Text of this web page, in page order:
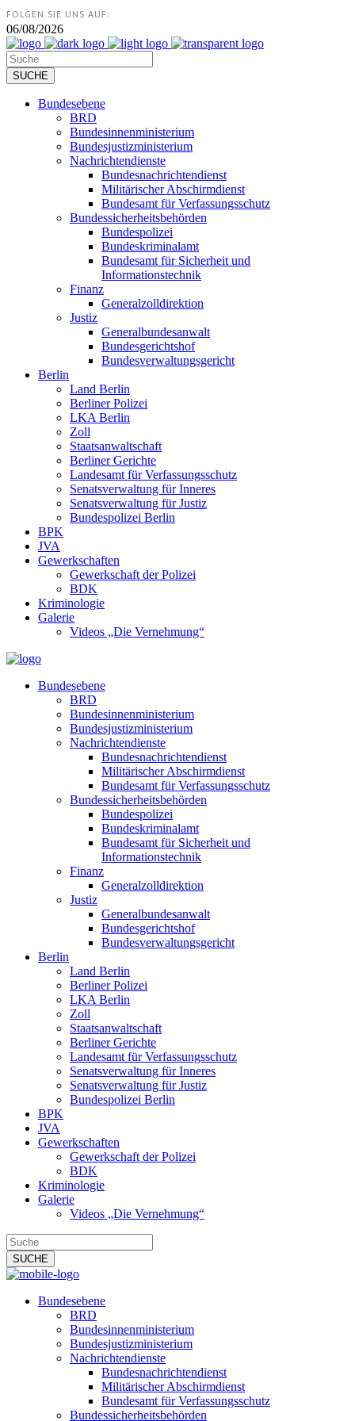
FOLGEN SIE UNS AUF:
06/08/2026
Bundesebene
BRD
Bundesinnenministerium
Bundesjustizministerium
Nachrichtendienste
Bundesnachrichtendienst
Militärischer Abschirmdienst
Bundesamt für Verfassungsschutz
Bundessicherheitsbehörden
Bundespolizei
Bundeskriminalamt
Bundesamt für Sicherheit und
Informationstechnik
Finanz
Generalzolldirektion
Justiz
Generalbundesanwalt
Bundesgerichtshof
Bundesverwaltungsgericht
Berlin
Land Berlin
Berliner Polizei
LKA Berlin
Zoll
Staatsanwaltschaft
Berliner Gerichte
Landesamt für Verfassungsschutz
Senatsverwaltung für Inneres
Senatsverwaltung für Justiz
Bundespolizei Berlin
BPK
JVA
Gewerkschaften
Gewerkschaft der Polizei
BDK
Kriminologie
Galerie
Videos „Die Vernehmung“
Bundesebene
BRD
Bundesinnenministerium
Bundesjustizministerium
Nachrichtendienste
Bundesnachrichtendienst
Militärischer Abschirmdienst
Bundesamt für Verfassungsschutz
Bundessicherheitsbehörden
Bundespolizei
Bundeskriminalamt
Bundesamt für Sicherheit und
Informationstechnik
Finanz
Generalzolldirektion
Justiz
Generalbundesanwalt
Bundesgerichtshof
Bundesverwaltungsgericht
Berlin
Land Berlin
Berliner Polizei
LKA Berlin
Zoll
Staatsanwaltschaft
Berliner Gerichte
Landesamt für Verfassungsschutz
Senatsverwaltung für Inneres
Senatsverwaltung für Justiz
Bundespolizei Berlin
BPK
JVA
Gewerkschaften
Gewerkschaft der Polizei
BDK
Kriminologie
Galerie
Videos „Die Vernehmung“
Bundesebene
BRD
Bundesinnenministerium
Bundesjustizministerium
Nachrichtendienste
Bundesnachrichtendienst
Militärischer Abschirmdienst
Bundesamt für Verfassungsschutz
Bundessicherheitsbehörden